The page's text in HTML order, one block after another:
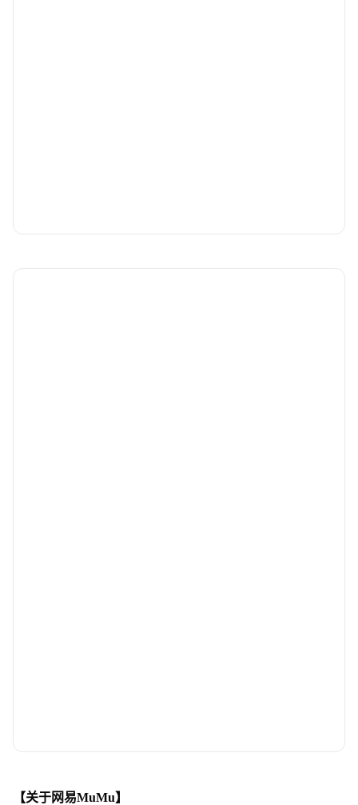
【关于网易MuMu】